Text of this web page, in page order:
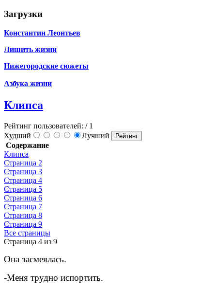
Загрузки
Константин Леонтьев
Лишить жизни
Нижегородские сюжеты
Азбука жизни
Клипса
Рейтинг пользователей: / 1
Худший
Лучший
Содержание
Клипса
Страница 2
Страница 3
Страница 4
Страница 5
Страница 6
Страница 7
Страница 8
Страница 9
Все страницы
Страница 4 из 9
Она засмеялась.
-Меня трудно испортить.